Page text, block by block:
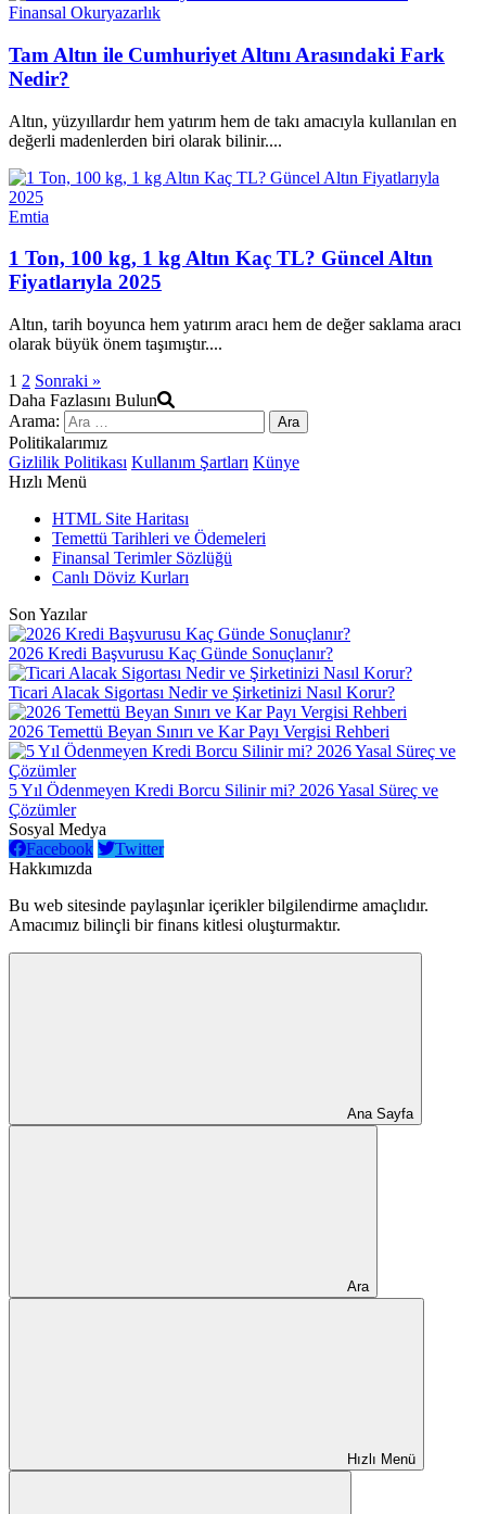
Finansal Okuryazarlık
Tam Altın ile Cumhuriyet Altını Arasındaki Fark
Nedir?
Altın, yüzyıllardır hem yatırım hem de takı amacıyla kullanılan en
değerli madenlerden biri olarak bilinir....
Emtia
1 Ton, 100 kg, 1 kg Altın Kaç TL? Güncel Altın
Fiyatlarıyla 2025
Altın, tarih boyunca hem yatırım aracı hem de değer saklama aracı
olarak büyük önem taşımıştır....
1 2 Sonraki »
Daha Fazlasını Bulun
Arama:
Politikalarımız
Gizlilik Politikası Kullanım Şartları Künye
Hızlı Menü
HTML Site Haritası
Temettü Tarihleri ve Ödemeleri
Finansal Terimler Sözlüğü
Canlı Döviz Kurları
Son Yazılar
2026 Kredi Başvurusu Kaç Günde Sonuçlanır?
Ticari Alacak Sigortası Nedir ve Şirketinizi Nasıl Korur?
2026 Temettü Beyan Sınırı ve Kar Payı Vergisi Rehberi
5 Yıl Ödenmeyen Kredi Borcu Silinir mi? 2026 Yasal Süreç ve
Çözümler
Sosyal Medya
Facebook
Twitter
Hakkımızda
Bu web sitesinde paylaşınlar içerikler bilgilendirme amaçlıdır.
Amacımız bilinçli bir finans kitlesi oluşturmaktır.
Ana Sayfa
Ara
Hızlı Menü